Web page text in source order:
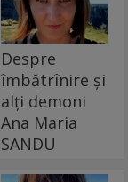
Despre
îmbătrînire și
alți demoni
Ana Maria
SANDU